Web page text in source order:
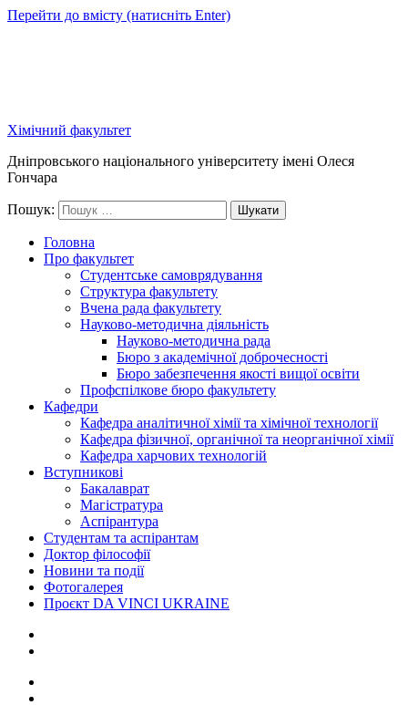
Перейти до вмісту (натисніть Enter)
Хімічний факультет
Дніпровського національного університету імені Олеся
Гончара
Пошук:
Головна
Про факультет
Студентське самоврядування
Структура факультету
Вчена рада факультету
Науково-методична діяльність
Науково-методична рада
Бюро з академічної доброчесності
Бюро забезпечення якості вищої освіти
Профспілкове бюро факультету
Кафедри
Кафедра аналітичної хімії та хімічної технології
Кафедра фізичної, органічної та неорганічної хімії
Кафедра харчових технологій
Вступникові
Бакалаврат
Магістратура
Аспірантура
Студентам та аспірантам
Доктор філософії
Новини та події
Фотогалерея
Проєкт DA VINCI UKRAINE